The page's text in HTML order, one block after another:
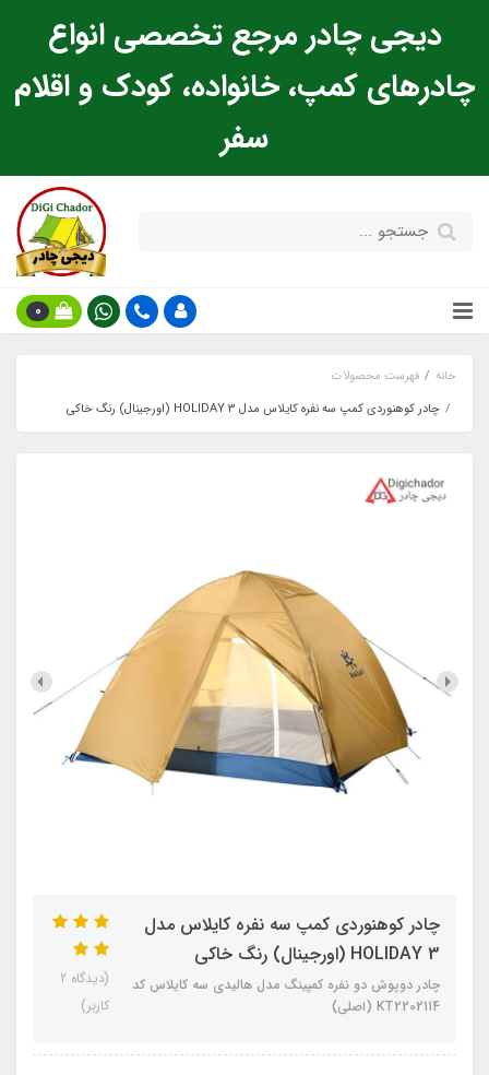
دیجی چادر مرجع تخصصی انواع
چادرهای کمپ، خانواده، کودک و اقلام
سفر
0
خانه
فهرست محصولات
چادر کوهنوردی کمپ سه نفره کایلاس مدل HOLIDAY 3 (اورجینال) رنگ خاکی
چادر کوهنوردی کمپ سه نفره کایلاس مدل
HOLIDAY 3 (اورجینال) رنگ خاکی
چادر دوپوش دو نفره کمپینگ مدل هالیدی سه کایلاس کد
KT2202114 (اصلی)
(دیدگاه 2
کاربر)